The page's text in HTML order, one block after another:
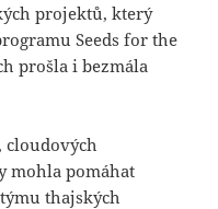
projektů, který
Seeds for the
prošla i bezmála
cloudových
mohla pomáhat
thajských